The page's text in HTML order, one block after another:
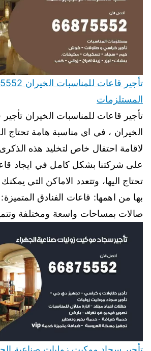
المستلزمات
تأجير قاعات للمناسبات الخيران
الخيران ، في اي مناسبة هامة تحتاج
لاقامة احتفال خاص لتخليد هذه
على شركتنا بشكل كامل في ايجاد
تحتاج اليها، وتتعدد الاماكن التي
بها من اهمها: قاعات الفنادق المتميزة:
صالات بمساحات واسعة ومختلفة